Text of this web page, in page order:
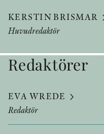
KERSTIN BRISMAR
Huvudredaktör
Redaktörer
EVA WREDE
Redaktör